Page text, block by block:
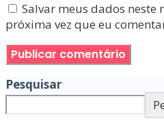
Salvar meus dados neste
próxima vez que eu
Pesquisar